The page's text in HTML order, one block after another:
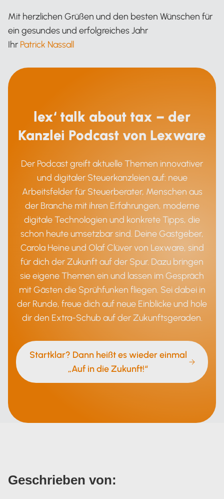
Mit herzlichen Grüßen und den besten Wünschen für
ein gesundes und erfolgreiches Jahr
Ihr Patrick Nassall
lex‘ talk about tax – der
Kanzlei Podcast von Lexware
Der Podcast greift aktuelle Themen innovativer
und digitaler Steuerkanzleien auf: neue
Arbeitsfelder für Steuerberater, Menschen aus
der Branche mit ihren Erfahrungen, moderne
digitale Technologien und konkrete Tipps, die
schon heute umsetzbar sind. Deine Gastgeber,
Carola Heine und Olaf Clüver von Lexware, sind
für dich der Zukunft auf der Spur. Dazu bringen
sie eigene Themen ein und lassen im Gespräch
mit Gästen die Sprühfunken fliegen. Sei dabei in
der Runde, freue dich auf neue Einblicke und hole
dir den Extra-Schub auf der Zukunftsgeraden.
Startklar? Dann heißt es wieder einmal
„Auf in die Zukunft!“
Geschrieben von: